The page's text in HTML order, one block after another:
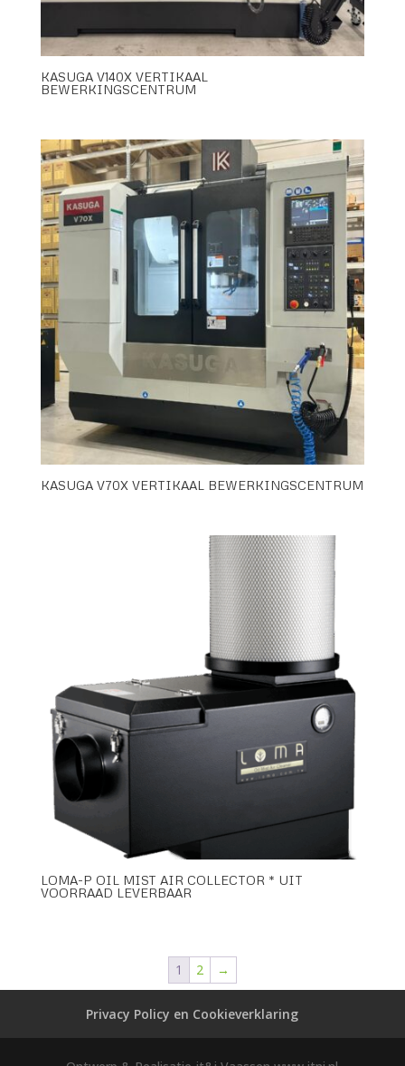
KASUGA V140X VERTIKAAL
BEWERKINGSCENTRUM
KASUGA V70X VERTIKAAL BEWERKINGSCENTRUM
LOMA-P OIL MIST AIR COLLECTOR * UIT
VOORRAAD LEVERBAAR
1 2 →
Privacy Policy en Cookieverklaring